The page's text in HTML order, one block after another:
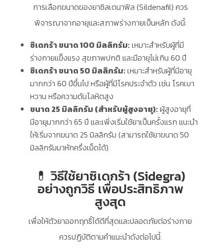
การเลือกขนาดของยาซิลเดนาฟิล (Sildenafil) ควร
พิจารณาจากอายุและสภาพร่างกายเป็นหลัก ดังนี้:
ซิเดกร้า ขนาด 100 มิลลิกรัม:เหมาะสำหรับผู้ที่มี
ร่างกายแข็งแรง สุขภาพปกติ และมีอายุไม่เกิน 60 ปี
ซิเดกร้า ขนาด 50 มิลลิกรัม:เหมาะสำหรับผู้ที่มีอายุ
มากกว่า 60 ปีขึ้นไป หรือผู้ที่มีโรคประจำตัว เช่น โรคเบา
หวาน หรือความดันโลหิตสูง
ขนาด 25 มิลลิกรัม (สำหรับผู้สูงอายุ):ผู้สูงอายุที่
มีอายุมากกว่า 65 ปี และเพิ่งเริ่มใช้ยาเป็นครั้งแรก แนะนำ
ให้เริ่มจากขนาด 25 มิลลิกรัม (สามารถใช้ยาขนาด 50
มิลลิกรัมมาหักครึ่งเม็ดได้)
💊 วิธีใช้ยาซิเดกร้า (Sidegra)
อย่างถูกวิธี เพื่อประสิทธิภาพ
สูงสุด
เพื่อให้ตัวยาออกฤทธิ์ได้ดีที่สุดและปลอดภัยต่อร่างกาย
ควรปฏิบัติตามคำแนะนำดังต่อไปนี้: